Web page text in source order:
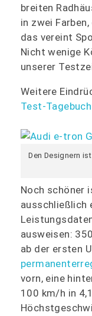
breiten
in zwei
das vereint
Nicht wenige
unserer
Weitere
Test-
Den Designern
Noch schöner
ausschließlich
ausweisen:
ab der ersten
vorn, eine
100 km/h in